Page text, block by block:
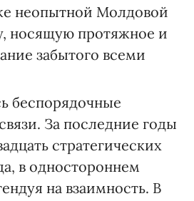
неопытной Молдовой
носящую протяжное и
забытого всеми
беспорядочные
За последние годы
стратегических
в одностороннем
на взаимность. В